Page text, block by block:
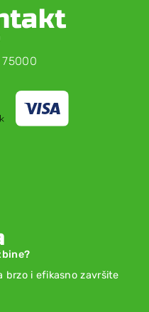
75000
brzo i efikasno završite